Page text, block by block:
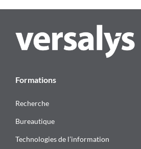
Formations
Recherche
Bureautique
Technologies de l’information